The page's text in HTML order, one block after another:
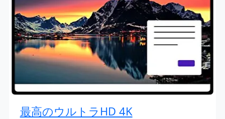
最高のウルトラHD 4K